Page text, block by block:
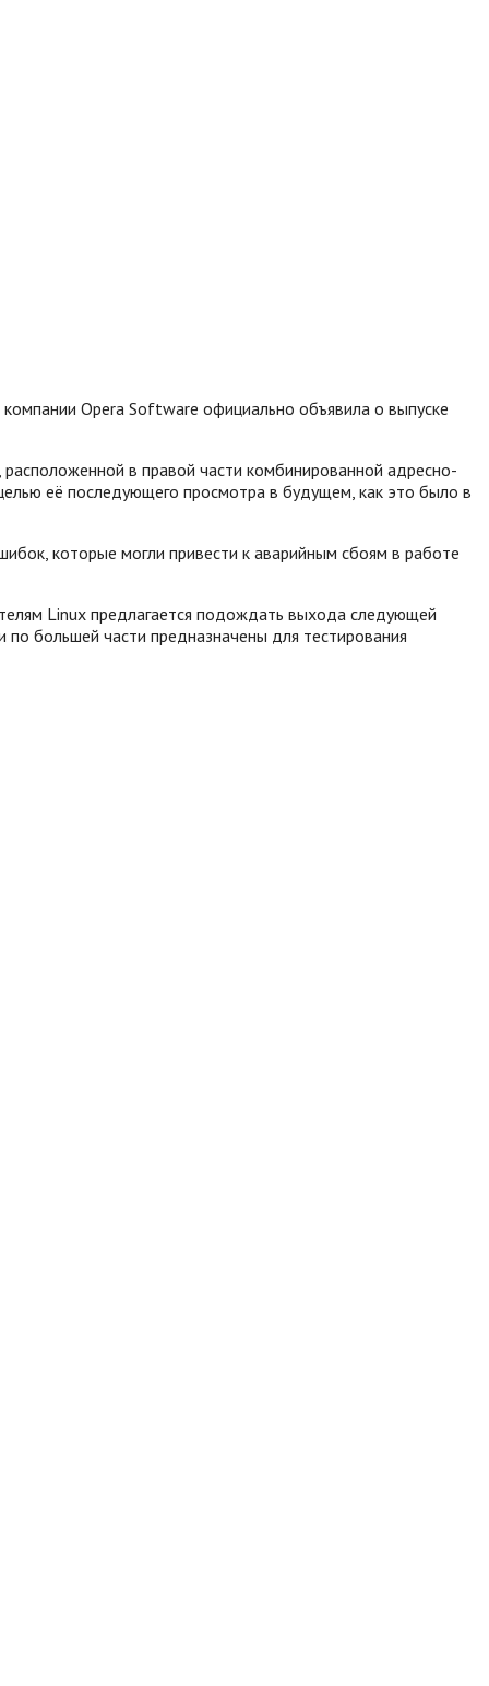
Opera Software официально объявила о выпуске
в правой части комбинированной адресно-
её последующего просмотра в будущем, как это было в
которые могли привести к аварийным сбоям в работе
Linux предлагается подождать выхода следующей
по большей части предназначены для тестирования